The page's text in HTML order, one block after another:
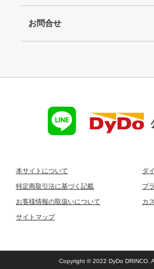
お問合せ
本サイトについて ダ
特定商取引法に基づく記載 プ
お客様情報の取扱いについて カ
サイトマップ
Copyright © 2022 DyDo DRINCO.